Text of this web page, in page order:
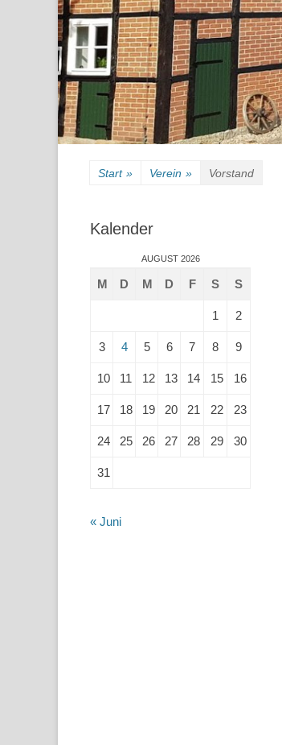
Start » Verein » Vorstand
Kalender
AUGUST 2026
M D M D F S S
1 2
3 4 5 6 7 8 9
10 11 12 13 14 15 16
17 18 19 20 21 22 23
24 25 26 27 28 29 30
31
« Juni